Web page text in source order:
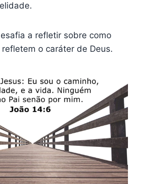
a refletir sobre como
o caráter de Deus.